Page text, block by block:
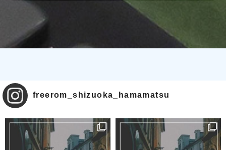
freerom_shizuoka_hamamatsu